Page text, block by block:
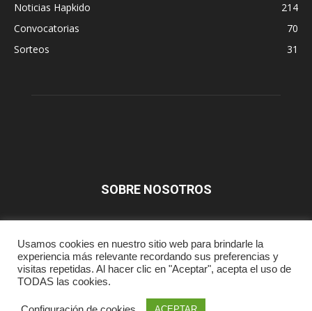
Noticias Hapkido
214
Convocatorias
70
Sorteos
31
SOBRE NOSOTROS
SÍGUENOS
Aviso Legal Contacta
Usamos cookies en nuestro sitio web para brindarle la
experiencia más relevante recordando sus preferencias y
visitas repetidas. Al hacer clic en "Aceptar", acepta el uso de
TODAS las cookies.